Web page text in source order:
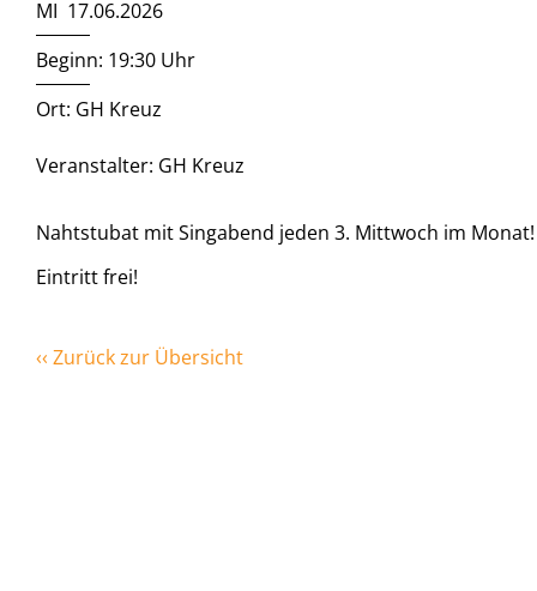
MI 17.06.2026
Beginn: 19:30 Uhr
Ort: GH Kreuz
Veranstalter: GH Kreuz
Nahtstubat mit Singabend jeden 3. Mittwoch im Monat!
Eintritt frei!
‹‹ Zurück zur Übersicht